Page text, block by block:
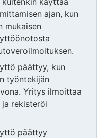
ajan, kun
mukaisen
päättyy, kun
työntekijän
Yritys ilmoittaa
rekisteröi
päättyy